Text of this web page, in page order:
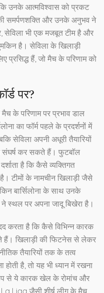
उनके आत्मविश्वास को प्रकट
समर्पणशक्ति और उनके अनुभव ने
सेविला भी एक मजबूत टीम है और
है। सेविला के खिलाड़ी
प्रसिद्ध हैं, जो मैच के परिणाम को
पर?
मैच के परिणाम पर प्रभाव डाल
का फॉर्म पहले के प्रदर्शनों में
सेविला अपनी अधूरी तैयारियों
कर सकते हैं। फुटबॉल
है कि कैसे व्यक्तिगत
टीमों के नामचीन खिलाड़ी जैसे
बार्सिलोना के साथ उनके
स्थल पर अपना जादू बिखेरा है।
करता है कि कैसे विभिन्न कारक
हैं। खिलाड़ी की फिटनेस से लेकर
तैयारियों तक के तत्व
है, तो यह भी ध्यान में रखना
से ये कारक खेल के रोमांच और